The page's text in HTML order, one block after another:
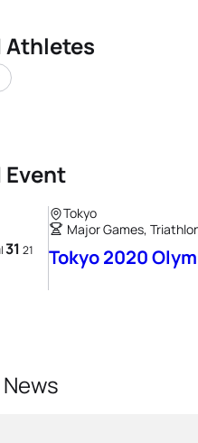
Athletes
Event
31 21
Tokyo
Major Games,
Tokyo 2020